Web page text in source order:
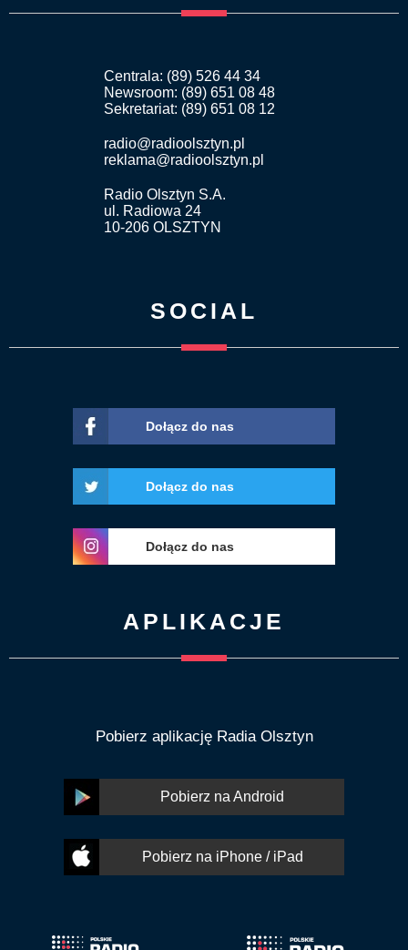
Centrala: (89) 526 44 34
Newsroom: (89) 651 08 48
Sekretariat: (89) 651 08 12
radio@radioolsztyn.pl
reklama@radioolsztyn.pl
Radio Olsztyn S.A.
ul. Radiowa 24
10-206 OLSZTYN
SOCIAL
Dołącz do nas
Dołącz do nas
Dołącz do nas
APLIKACJE
Pobierz aplikację Radia Olsztyn
Pobierz na Android
Pobierz na iPhone / iPad